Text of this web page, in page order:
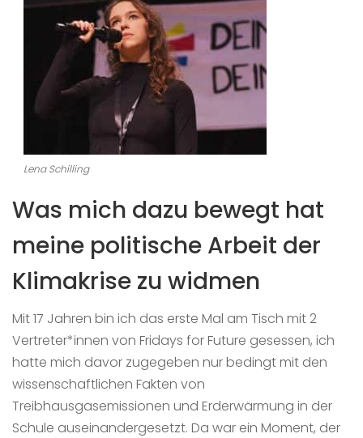
Lena Schilling
Was mich dazu bewegt hat
meine politische Arbeit der
Klimakrise zu widmen
Mit 17 Jahren bin ich das erste Mal am Tisch mit 2
Vertreter*innen von Fridays for Future gesessen, ich
hatte mich davor zugegeben nur bedingt mit den
wissenschaftlichen Fakten von
Treibhausgasemissionen und Erderwärmung in der
Schule auseinandergesetzt. Da war ein Moment, der